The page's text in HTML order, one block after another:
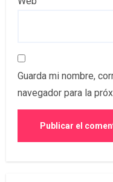
Guarda mi nombre,
navegador para la